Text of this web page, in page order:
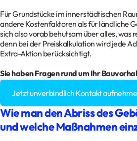
Für Grundstücke im innerstädtischen
andere Kostenfaktoren als für ländliche
sich also vorab behutsam über alles, was
denn bei der Preiskalkulation wird jede
Extra-Aktion berücksichtigt.
Sie haben Fragen rund um Ihr
Baugenehmigung?
Jetzt unverbindlich Kontakt
Wie man den Abriss des
und welche Maßnahmen